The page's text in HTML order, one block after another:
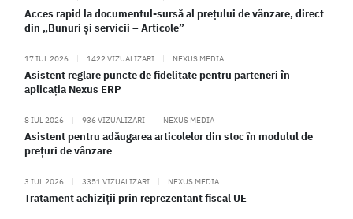
Acces rapid la documentul-sursă al prețului de vânzare, direct
din „Bunuri și servicii – Articole”
17 IUL 2026 | 1422 VIZUALIZARI | NEXUS MEDIA
Asistent reglare puncte de fidelitate pentru parteneri în
aplicația Nexus ERP
8 IUL 2026 | 936 VIZUALIZARI | NEXUS MEDIA
Asistent pentru adăugarea articolelor din stoc în modulul de
prețuri de vânzare
3 IUL 2026 | 3351 VIZUALIZARI | NEXUS MEDIA
Tratament achiziții prin reprezentant fiscal UE